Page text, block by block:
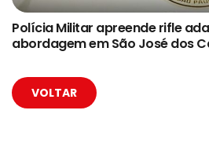
Polícia Militar apreende rifle
abordagem em São José dos
VOLTAR